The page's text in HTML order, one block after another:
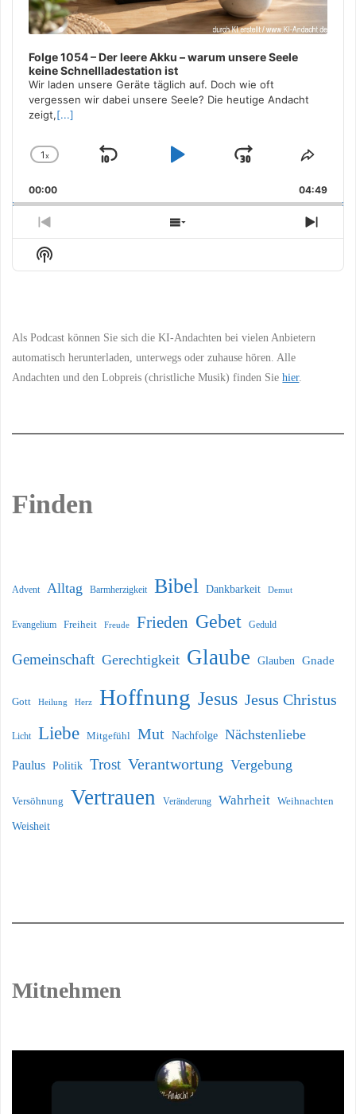
Folge 1054 – Der leere Akku – warum unsere Seele
keine Schnellladestation ist
Wir laden unsere Geräte täglich auf. Doch wie oft
vergessen wir dabei unsere Seele? Die heutige Andacht
zeigt,[...]
Change
Rate
1x
Skip
Play
Jump
Forward
Share
00:00 04:49
Previous
Episode
Show
Episodes
Next
Show
Podcast
Als Podcast können Sie sich die KI-Andachten bei vielen Anbietern
automatisch herunterladen, unterwegs oder zuhause hören. Alle
Andachten und den Lobpreis (christliche Musik) finden Siehier.
Finden
Advent Alltag Barmherzigkeit Bibel Dankbarkeit Demut
Evangelium Freiheit Freude Frieden Gebet Geduld
Gemeinschaft Gerechtigkeit Glaube Glauben Gnade
Gott Heilung Herz Hoffnung Jesus Jesus Christus
Licht Liebe Mitgefühl Mut Nachfolge Nächstenliebe
Paulus Politik Trost Verantwortung Vergebung
Versöhnung Vertrauen Veränderung Wahrheit Weihnachten
Weisheit
Mitnehmen